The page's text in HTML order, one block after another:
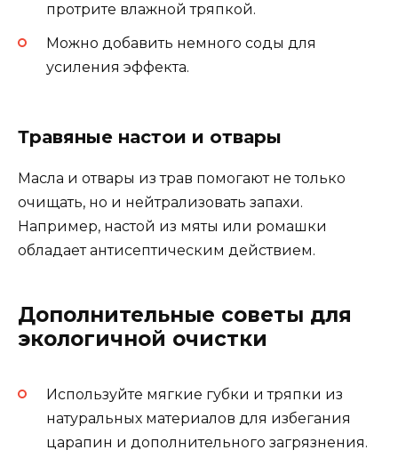
протрите влажной тряпкой.
Можно добавить немного соды для
усиления эффекта.
Травяные настои и отвары
Масла и отвары из трав помогают не только
очищать, но и нейтрализовать запахи.
Например, настой из мяты или ромашки
обладает антисептическим действием.
Дополнительные советы для
экологичной очистки
Используйте мягкие губки и тряпки из
натуральных материалов для избегания
царапин и дополнительного загрязнения.